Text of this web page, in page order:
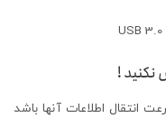
انتقال اطلاعات آنها باشد